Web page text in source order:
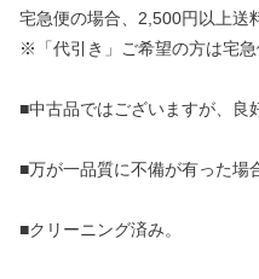
宅急便の場合、2,500円以上送
※「代引き」ご希望の方は宅急
■中古品ではございますが、良
■万が一品質に不備が有った場
■クリーニング済み。